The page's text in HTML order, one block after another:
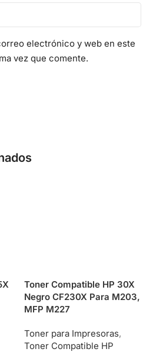
electrónico y web en este
vez que comente.
Toner Compatible HP 30X
Negro CF230X Para M203,
MFP M227
Toner para Impresoras,
Toner Compatible HP